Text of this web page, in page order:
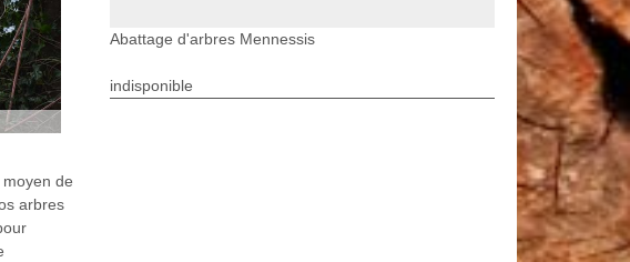
de
arbres
Abattage d'arbres Mennessis
indisponible